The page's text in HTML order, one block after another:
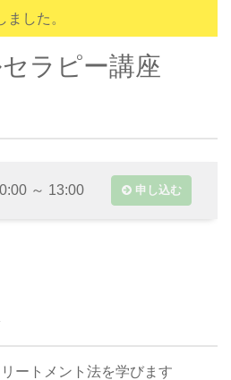
した。
ラピー講座
～ 13:00 申し込む
ートメント法を学びます